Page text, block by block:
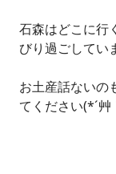
石森はどこに行
びり過ごしてい
お土産話ないの
てください(*´艸